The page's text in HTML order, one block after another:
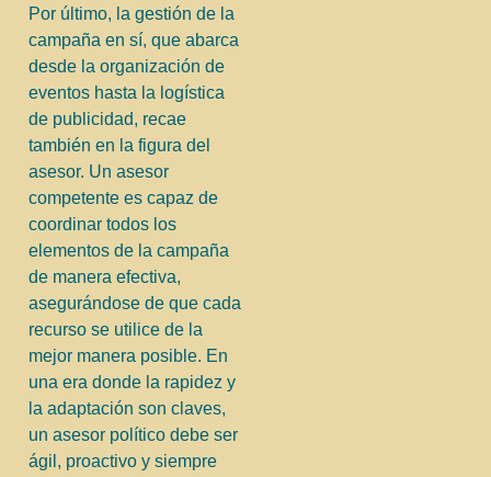
Por último, la gestión de la
campaña en sí, que abarca
desde la organización de
eventos hasta la logística
de publicidad, recae
también en la figura del
asesor. Un asesor
competente es capaz de
coordinar todos los
elementos de la campaña
de manera efectiva,
asegurándose de que cada
recurso se utilice de la
mejor manera posible. En
una era donde la rapidez y
la adaptación son claves,
un asesor político debe ser
ágil, proactivo y siempre